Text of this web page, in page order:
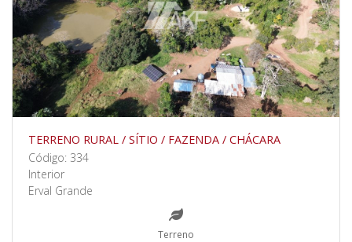
TERRENO RURAL / SÍTIO / FAZENDA / CHÁCARA
Código: 334
Interior
Erval Grande
Terreno